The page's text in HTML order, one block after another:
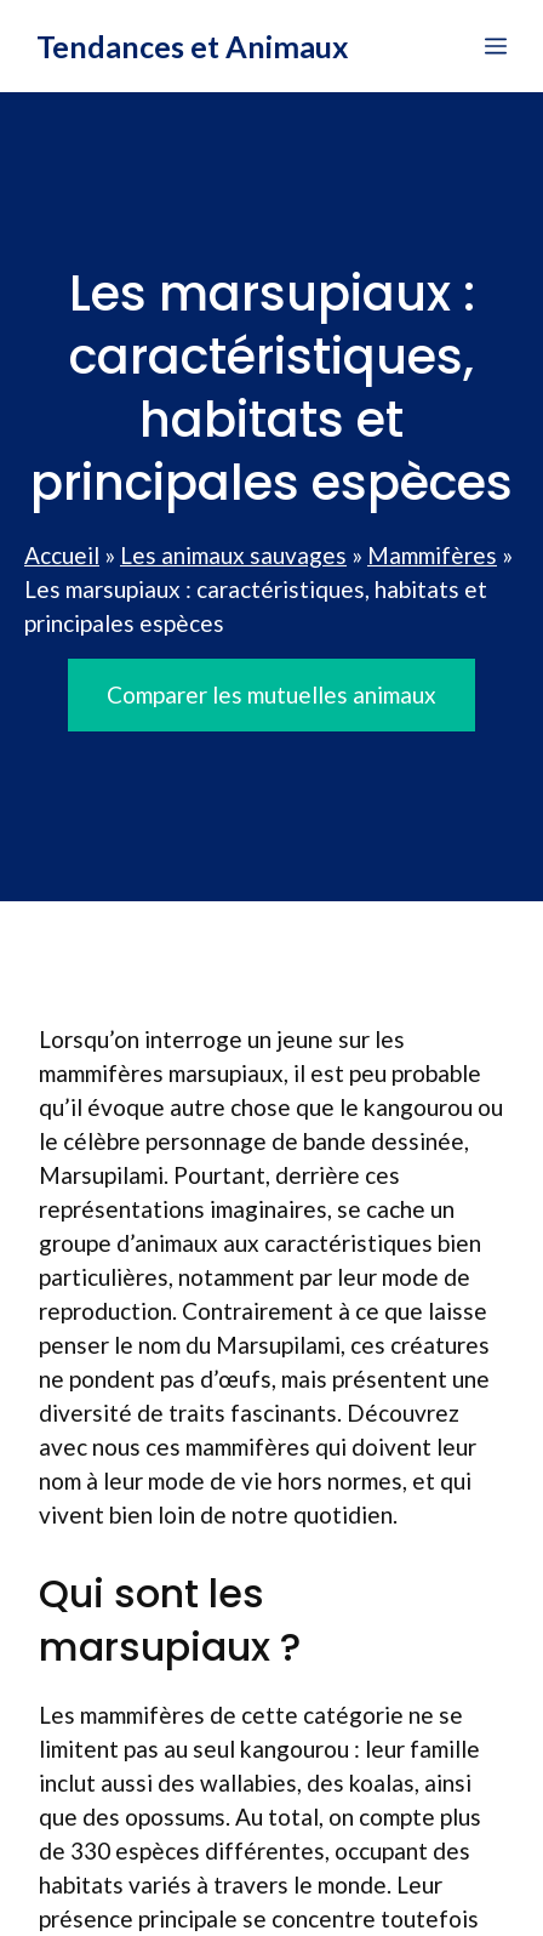
Tendances et Animaux
Les marsupiaux :
caractéristiques,
habitats et
principales espèces
Accueil » Les animaux sauvages » Mammifères »
Les marsupiaux : caractéristiques, habitats et
principales espèces
Comparer les mutuelles animaux
Lorsqu’on interroge un jeune sur les
mammifères marsupiaux, il est peu probable
qu’il évoque autre chose que le kangourou ou
le célèbre personnage de bande dessinée,
Marsupilami. Pourtant, derrière ces
représentations imaginaires, se cache un
groupe d’animaux aux caractéristiques bien
particulières, notamment par leur mode de
reproduction. Contrairement à ce que laisse
penser le nom du Marsupilami, ces créatures
ne pondent pas d’œufs, mais présentent une
diversité de traits fascinants. Découvrez
avec nous ces mammifères qui doivent leur
nom à leur mode de vie hors normes, et qui
vivent bien loin de notre quotidien.
Qui sont les
marsupiaux ?
Les mammifères de cette catégorie ne se
limitent pas au seul kangourou : leur famille
inclut aussi des wallabies, des koalas, ainsi
que des opossums. Au total, on compte plus
de 330 espèces différentes, occupant des
habitats variés à travers le monde. Leur
présence principale se concentre toutefois